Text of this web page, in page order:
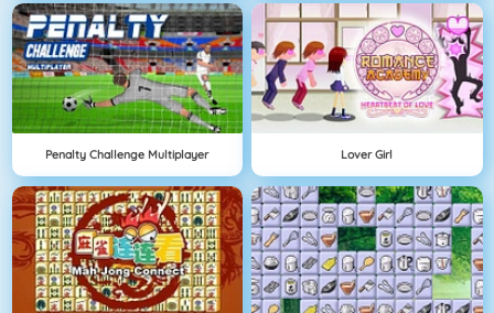
Penalty Challenge Multiplayer Lover Girl